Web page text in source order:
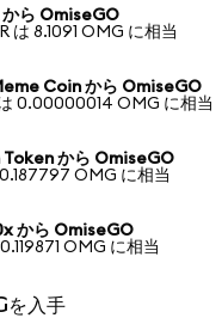
から OmiseGO
は 8.1091 OMG に相当
Coin から OmiseGO
0.00000014 OMG に相当
Token から OmiseGO
OMG に相当
から OmiseGO
OMG に相当
を入手